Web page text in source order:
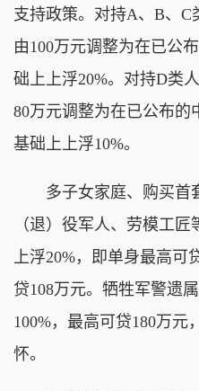
支持政策。对持A、B、C
由100万元调整为在已公
础上上浮20%。对持D类
80万元调整为在已公布的
基础上上浮10%。
多子女家庭、购买首
（退）役军人、劳模工
上浮20%，即单身最高
贷108万元。牺牲军警遗
100%，最高可贷180万元
怀。